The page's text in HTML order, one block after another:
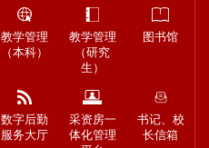
教学管理
（本科）
教学管理
（研究
生）
图书馆
数字后勤
服务大厅
采资房一
体化管理
书记、校
长信箱